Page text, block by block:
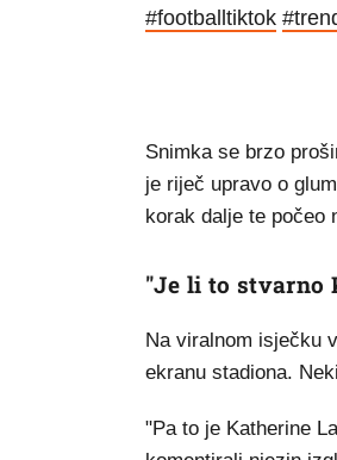
#footballtiktok
Snimka se brzo
je riječ upravo o
korak dalje te počeo
"Je li to stvarno
Na viralnom isječku
ekranu stadiona.
"Pa to je Katherine